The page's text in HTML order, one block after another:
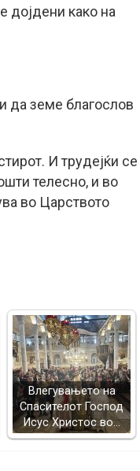
дојдени како на
да земе благослов
И трудејќи се
телесно, и во
во Царството
Влегувањето на
Спасителот Господ
Исус Христос во…